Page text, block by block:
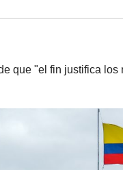
que "el fin justifica los